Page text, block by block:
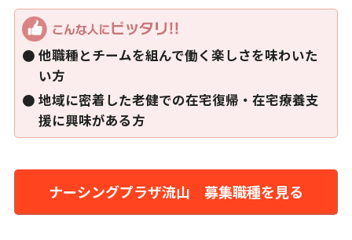
他職種とチームを組んで働く楽しさを味わいた
い方
地域に密着した老健での在宅復帰・在宅療養支
援に興味がある方
ナーシングプラザ流山 募集職種を見る